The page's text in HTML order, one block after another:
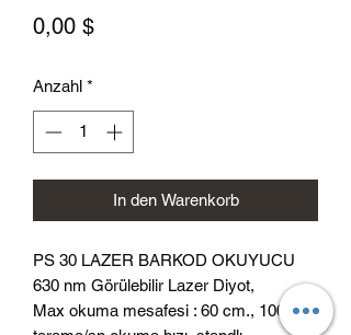
0,00 $Preis
Anzahl *
In den Warenkorb
PS 30 LAZER BARKOD OKUYUCU
630 nm Görülebilir Lazer Diyot,
Max okuma mesafesi : 60 cm., 100